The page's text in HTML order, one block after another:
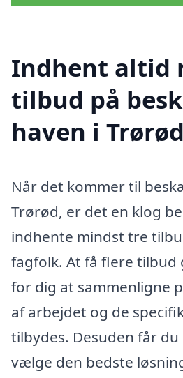
Indhent altid
tilbud på
haven i Trørød
Når det kommer til
Trørød, er det en klog
indhente mindst tre
fagfolk. At få flere
for dig at sammenligne
af arbejdet og de
tilbydes. Desuden får
vælge den bedste